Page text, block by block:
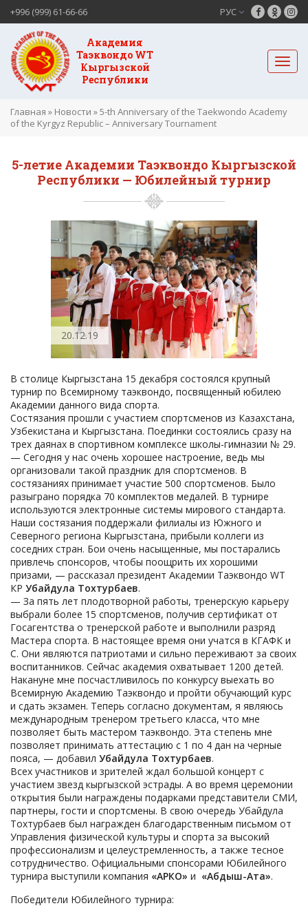
+996 (999) 61-66-66 РУС
Академия
Таэквондо WT
Кыргызской
Республики
Главная » Новости »5-th Anniversary of the Taekwondo Academy
of the Kyrgyz Republic – Anniversary Tournament
5-летие Академии Таэквондо Кыргызской
Республики — Юбилейный турнир
20.12.19
В столице Кыргызстана 15 декабря состоялся крупный
турнир по Всемирному таэквондо, посвященный юбилею
Академии данного вида спорта.
Состязания прошли с участием спортсменов из Казахстана,
Узбекистана и Кыргызстана. Поединки состоялись сразу на
трех даянах в спортивном комплексе школы-гимназии № 29.
— Сегодня у нас очень хорошее настроение, ведь мы
организовали такой праздник для спортсменов. В
состязаниях принимает участие 500 спортсменов. Было
разыграно порядка 70 комплектов медалей. В турнире
используются электронные системы мирового стандарта.
Наши состязания поддержали филиалы из Южного и
Северного региона Кыргызстана, прибыли коллеги из
соседних стран. Бои очень насыщенные, мы постарались
привлечь спонсоров, чтобы поощрить их хорошими
призами, — рассказал президент Академии Таэквондо WT
КР Убайдула Тохтурбаев.
— За пять лет плодотворной работы, тренерскую карьеру
выбрали более 15 спортсменов, получив сертификат от
Госагентства о тренерской работе и выполнили разряд
Мастера спорта. В настоящее время они учатся в КГАФК и
С. Они являются патриотами и сильно переживают за своих
воспитанников. Сейчас академия охватывает 1200 детей.
Накануне мне посчастливилось по конкурсу выехать во
Всемирную Академию Таэквондо и пройти обучающий курс
и сдать экзамен. Теперь согласно документам, я являюсь
международным тренером третьего класса, что мне
позволяет быть мастером таэквондо. Эта степень мне
позволяет принимать аттестацию с 1 по 4 дан на черные
пояса, — добавил Убайдула Тохтурбаев.
Всех участников и зрителей ждал большой концерт с
участием звезд кыргызской эстрады. А во время церемонии
открытия были награждены подарками представители СМИ,
партнеры, гости и спортсмены. В свою очередь Убайдула
Тохтурбаев был награжден благодарственным письмом от
Управления физической культуры и спорта за высокий
профессионализм и целеустремленность, а также тесное
сотрудничество. Официальными спонсорами Юбилейного
турнира выступили компания «АРКО» и «Абдыш-Ата».
Победители Юбилейного турнира: